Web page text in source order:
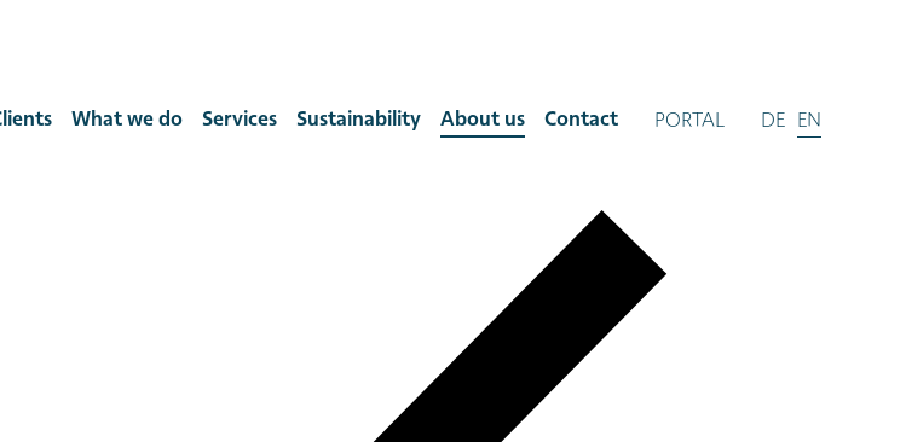
What we do Services Sustainability About us Contact PORTAL DE EN